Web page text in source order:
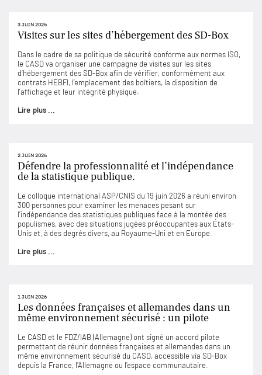
3 JUIN 2026
Visites sur les sites d’hébergement des SD-Box
Dans le cadre de sa politique de sécurité conforme aux normes ISO,
le CASD va organiser une campagne de visites sur les sites
d’hébergement des SD-Box afin de vérifier, conformément aux
contrats HEBFI, l’emplacement des boîtiers, la disposition de
l’affichage et leur intégrité physique.
Lire plus ...
2 JUIN 2026
Défendre la professionnalité et l’indépendance
de la statistique publique.
Le colloque international ASP/CNIS du 19 juin 2026 a réuni environ
300 personnes pour examiner les menaces pesant sur
l’indépendance des statistiques publiques face à la montée des
populismes, avec des situations jugées préoccupantes aux États-
Unis et, à des degrés divers, au Royaume-Uni et en Europe.
Lire plus ...
1 JUIN 2026
Les données françaises et allemandes dans un
même environnement sécurisé : un pilote
Le CASD et le FDZ/IAB (Allemagne) ont signé un accord pilote
permettant de réunir données françaises et allemandes dans un
même environnement sécurisé du CASD, accessible via SD-Box
depuis la France, l’Allemagne ou l’espace communautaire.